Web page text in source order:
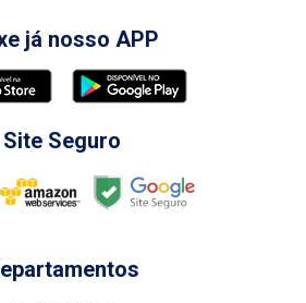
já nosso APP
Site Seguro